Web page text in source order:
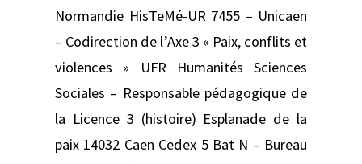
Normandie HisTeMé-UR 7455 – Unicaen
– Codirection de l’Axe 3 « Paix, conflits et
violences » UFR Humanités Sciences
Sociales – Responsable pédagogique de
la Licence 3 (histoire) Esplanade de la
paix 14032 Caen Cedex 5 Bat N – Bureau